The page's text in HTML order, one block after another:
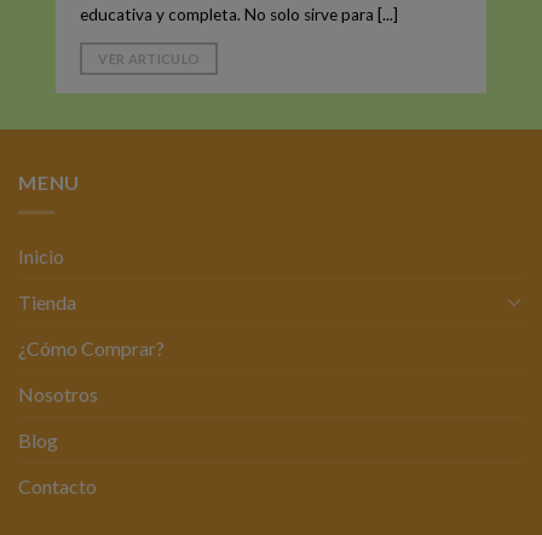
educativa y completa. No solo sirve para [...]
VER ARTICULO
MENU
Inicio
Tienda
¿Cómo Comprar?
Nosotros
Blog
Contacto